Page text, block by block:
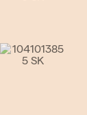
Go to slide 7